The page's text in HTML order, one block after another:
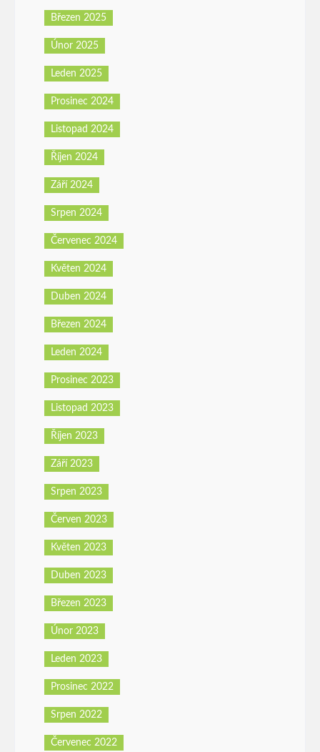
Březen 2025
Únor 2025
Leden 2025
Prosinec 2024
Listopad 2024
Říjen 2024
Září 2024
Srpen 2024
Červenec 2024
Květen 2024
Duben 2024
Březen 2024
Leden 2024
Prosinec 2023
Listopad 2023
Říjen 2023
Září 2023
Srpen 2023
Červen 2023
Květen 2023
Duben 2023
Březen 2023
Únor 2023
Leden 2023
Prosinec 2022
Srpen 2022
Červenec 2022